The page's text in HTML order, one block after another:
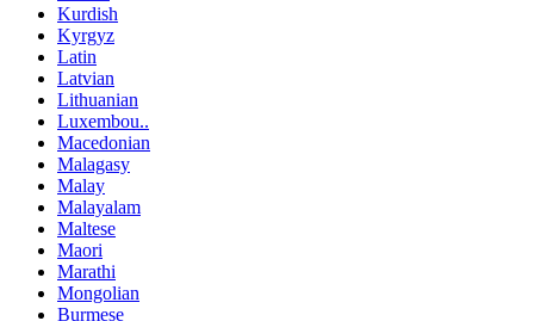
Kurdish
Kyrgyz
Latin
Latvian
Lithuanian
Luxembou..
Macedonian
Malagasy
Malay
Malayalam
Maltese
Maori
Marathi
Mongolian
Burmese